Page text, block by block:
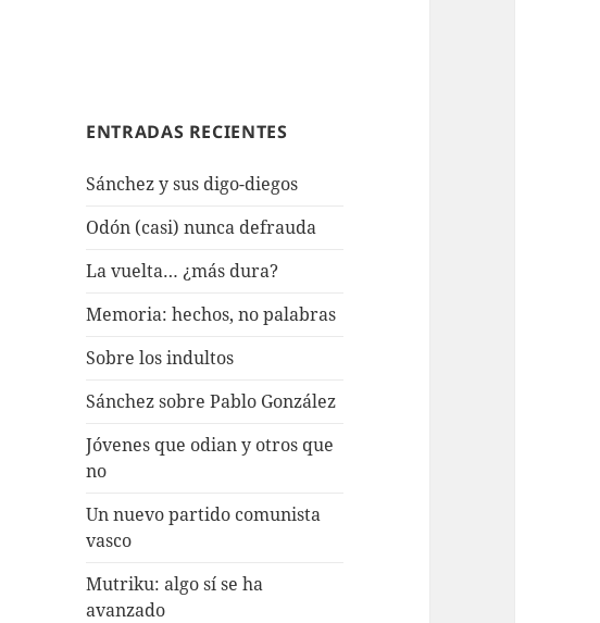
ENTRADAS RECIENTES
Sánchez y sus digo-diegos
Odón (casi) nunca defrauda
La vuelta… ¿más dura?
Memoria: hechos, no palabras
Sobre los indultos
Sánchez sobre Pablo González
Jóvenes que odian y otros que
no
Un nuevo partido comunista
vasco
Mutriku: algo sí se ha
avanzado